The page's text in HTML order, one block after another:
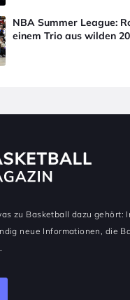
NBA Summer League:
einem Trio aus wilden
zu Basketball dazu gehört:
neue Informationen, die